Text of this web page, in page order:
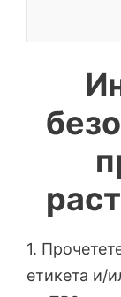
1.
етикета и/